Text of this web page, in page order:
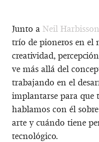
Junto a Neil Harbisson
trío de pioneros en el
creatividad,
ve más allá del
trabajando en el
implantarse para que
hablamos con él
arte y cuándo tiene
tecnológico.